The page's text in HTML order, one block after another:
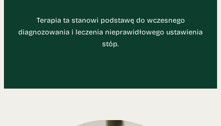
Terapia ta stanowi podstawę do wczesnego
diagnozowania i leczenia nieprawidłowego ustawienia
stóp.